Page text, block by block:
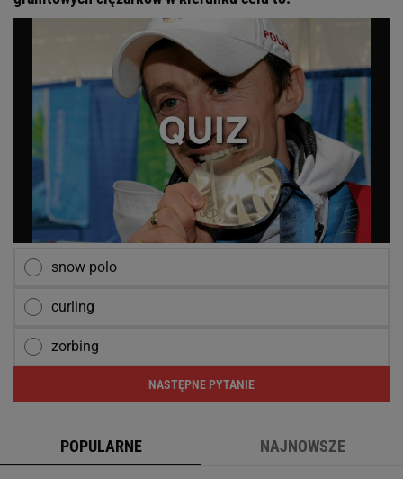
snow polo
curling
zorbing
NASTĘPNE PYTANIE
POPULARNE NAJNOWSZE